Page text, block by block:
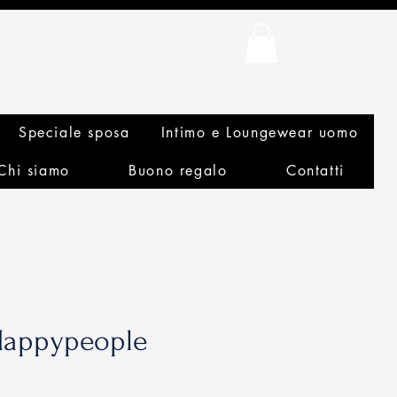
Speciale sposa Intimo e Loungewear uomo
siamo Buono regalo Contatti